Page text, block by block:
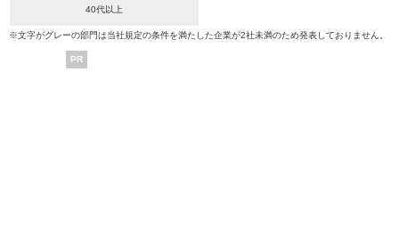
40代以上
※文字がグレーの部門は当社規定の条件を満たした企業が2社未満のため発表しておりません。
PR